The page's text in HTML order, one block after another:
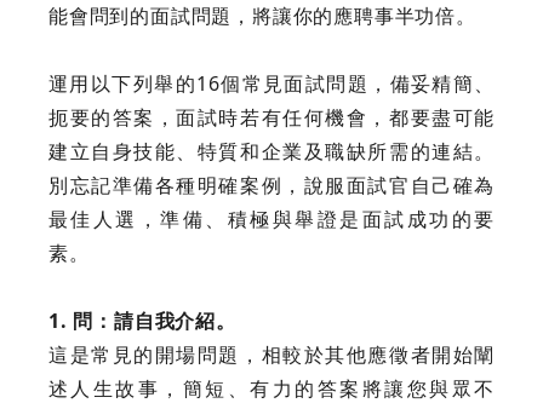
能會問到的面試問題，將讓你的應聘事半功倍。
運用以下列舉的16個常見面試問題，備妥精簡、
扼要的答案，面試時若有任何機會，都要盡可能
建立自身技能、特質和企業及職缺所需的連結。
別忘記準備各種明確案例，說服面試官自己確為
最佳人選，準備、積極與舉證是面試成功的要
素。
1. 問：請自我介紹。
這是常見的開場問題，相較於其他應徵者開始闡
述人生故事，簡短、有力的答案將讓您與眾不